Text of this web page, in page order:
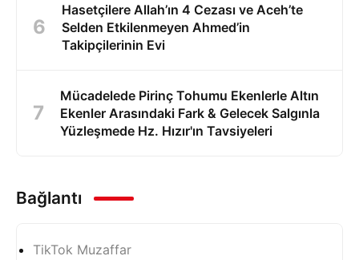
Hasetçilere Allah’ın 4 Cezası ve Aceh’te
Selden Etkilenmeyen Ahmed’in
Takipçilerinin Evi
Mücadelede Pirinç Tohumu Ekenlerle Altın
Ekenler Arasındaki Fark & Gelecek Salgınla
Yüzleşmede Hz. Hızır'ın Tavsiyeleri
Bağlantı
TikTok Muzaffar